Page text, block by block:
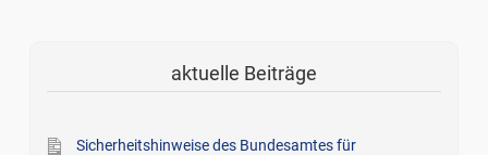
aktuelle Beiträge
Sicherheitshinweise des Bundesamtes für